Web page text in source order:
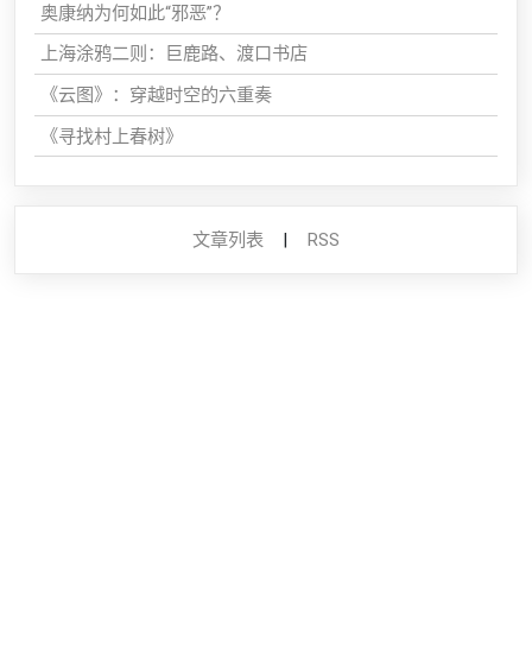
奥康纳为何如此“邪恶”？
上海涂鸦二则：巨鹿路、渡口书店
《云图》：穿越时空的六重奏
《寻找村上春树》
文章列表 RSS